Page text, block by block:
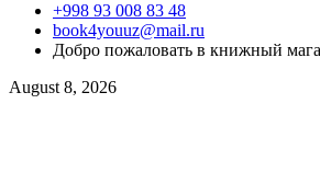
+998 93 008 83 48
book4youuz@mail.ru
Добро пожаловать в книжный
August 8, 2026